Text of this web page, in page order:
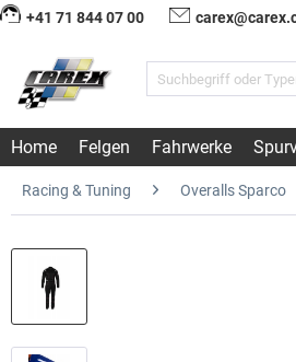
+41 71 844 07 00
Home Felgen Fahrwerke
Racing & Tuning Overalls Sparco